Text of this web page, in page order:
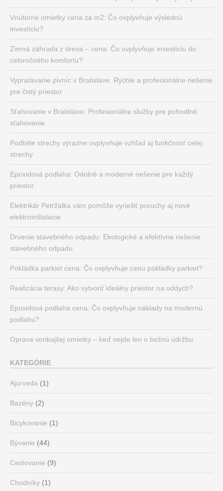
Vnútorné omietky cena za m2: Čo ovplyvňuje výslednú
investíciu?
Zimná záhrada z dreva – cena: Čo ovplyvňuje investíciu do
celoročného komfortu?
Vypratávanie pivníc v Bratislave: Rýchle a profesionálne riešenie
pre čistý priestor
Sťahovanie v Bratislave: Profesionálne služby pre pohodlné
sťahovanie
Podbitie strechy výrazne ovplyvňuje vzhľad aj funkčnosť celej
strechy
Epoxidová podlaha: Odolné a moderné riešenie pre každý
priestor
Elektrikár Petržalka vám pomôže vyriešiť poruchy aj nové
elektroinštalácie
Drvenie stavebného odpadu: Ekologické a efektívne riešenie
stavebného odpadu
Pokládka parkiet cena: Čo ovplyvňuje cenu pokládky parkiet?
Realizácia terasy: Ako vytvoriť ideálny priestor na oddych?
Epoxidová podlaha cena: Čo ovplyvňuje náklady na modernú
podlahu?
Oprava vonkajšej omietky – keď nejde len o bežnú údržbu
KATEGÓRIE
Ajurveda (1)
Bazény (2)
Bicykovanie (1)
Bývanie (44)
Cestovanie (9)
Chodníky (1)